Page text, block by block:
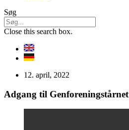
Søg
Close this search box.
12. april, 2022
Adgang til Genforeningstårnet